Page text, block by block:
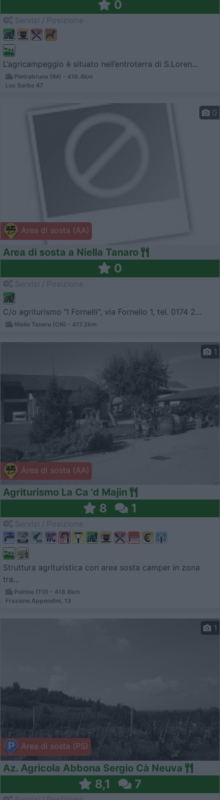
0
L’agricampeggio è situato nell’entroterra di S.Loren...
Pietrabruna (IM) - 416.4km
Loc Sorbe 47
Area di sosta (AA)
0
Area di sosta a Niella Tanaro
0
C/o agriturismo "I Fornelli", via Fornello 1, tel. 0174 2...
Niella Tanaro (CN) - 417.2km
Area di sosta (AA)
1
Agriturismo La Ca 'd Majin
8 1
Struttura agrituristica con area sosta camper in zona
tra...
Poirino (TO) - 418.6km
Frazione Appendini, 13
Area di sosta (PS)
1
Az. Agricola Abbona Sergio Cà Neuva
8,1 7